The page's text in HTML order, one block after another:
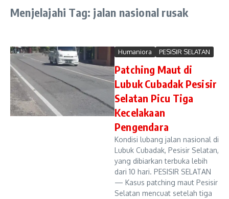
Menjelajahi Tag: jalan nasional rusak
Humaniora PESISIR SELATAN
Patching Maut di
Lubuk Cubadak Pesisir
Selatan Picu Tiga
Kecelakaan
Pengendara
Kondisi lubang jalan nasional di
Lubuk Cubadak, Pesisir Selatan,
yang dibiarkan terbuka lebih
dari 10 hari. PESISIR SELATAN
— Kasus patching maut Pesisir
Selatan mencuat setelah tiga